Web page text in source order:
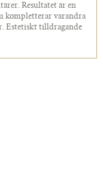
Resultatet är en
kompletterar varandra
Estetiskt tilldragande